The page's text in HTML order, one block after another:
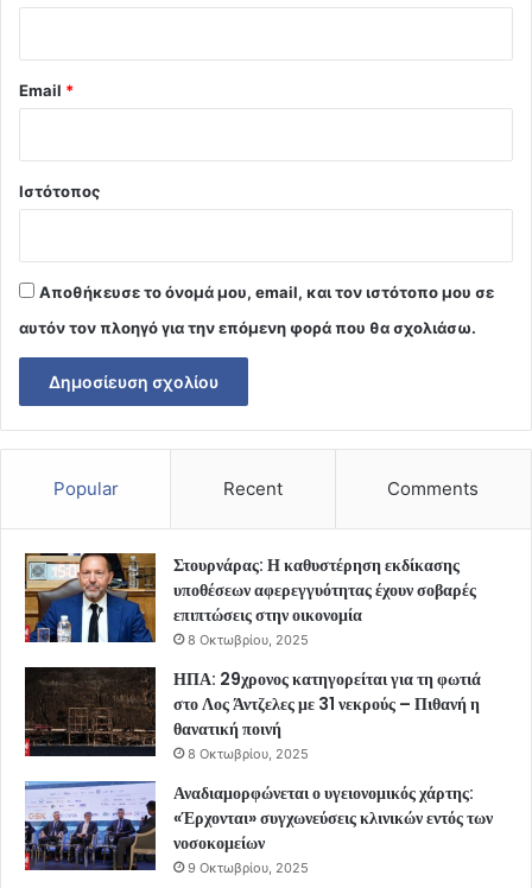
Email *
Ιστότοπος
Αποθήκευσε το όνομά μου, email, και τον ιστότοπο μου σε
αυτόν τον πλοηγό για την επόμενη φορά που θα σχολιάσω.
Popular Recent Comments
Στουρνάρας: Η καθυστέρηση εκδίκασης
υποθέσεων αφερεγγυότητας έχουν σοβαρές
επιπτώσεις στην οικονομία
8 Οκτωβρίου, 2025
ΗΠΑ: 29χρονος κατηγορείται για τη φωτιά
στο Λος Άντζελες με 31 νεκρούς – Πιθανή η
θανατική ποινή
8 Οκτωβρίου, 2025
Αναδιαμορφώνεται ο υγειονομικός χάρτης:
«Έρχονται» συγχωνεύσεις κλινικών εντός των
νοσοκομείων
9 Οκτωβρίου, 2025